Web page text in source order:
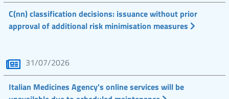
C(nn) classification decisions: issuance without prior
approval of additional risk minimisation measures
31/07/2026
Italian Medicines Agency's online services will be